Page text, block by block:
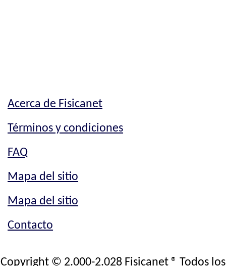
Acerca de Fisicanet
Términos y condiciones
FAQ
Mapa del sitio
Mapa del sitio
Contacto
Copyright © 2.000-2.028 Fisicanet ® Todos los